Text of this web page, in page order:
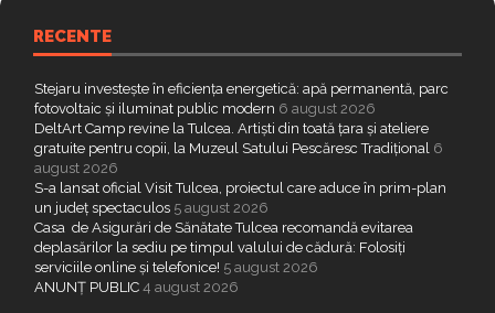
RECENTE
Stejaru investește în eficiența energetică: apă permanentă, parc
fotovoltaic și iluminat public modern 6 august 2026
DeltArt Camp revine la Tulcea. Artiști din toată țara și ateliere
gratuite pentru copii, la Muzeul Satului Pescăresc Tradițional 6
august 2026
S-a lansat oficial Visit Tulcea, proiectul care aduce în prim-plan
un județ spectaculos 5 august 2026
Casa de Asigurări de Sănătate Tulcea recomandă evitarea
deplasărilor la sediu pe timpul valului de cădură: Folosiți
serviciile online și telefonice! 5 august 2026
ANUNȚ PUBLIC 4 august 2026